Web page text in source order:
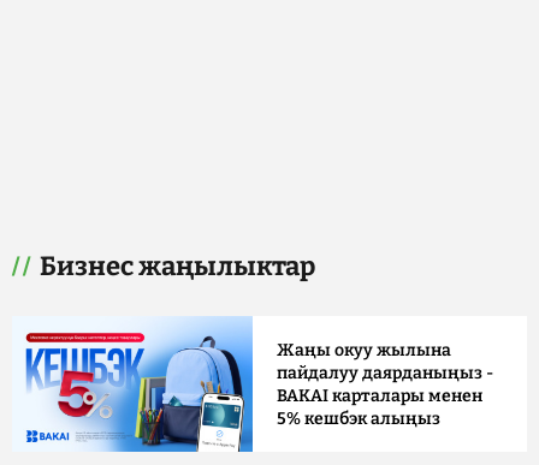
Бизнес жаңылыктар
Жаңы окуу жылына
пайдалуу даярданыңыз -
BAKAI карталары менен
5% кешбэк алыңыз